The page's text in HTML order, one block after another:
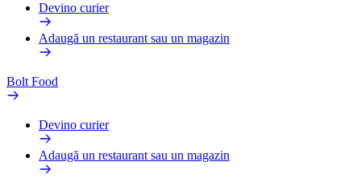
Devino curier
Adaugă un restaurant sau un magazin
Bolt Food
Devino curier
Adaugă un restaurant sau un magazin